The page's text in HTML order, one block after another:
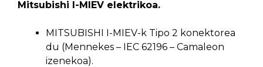
Mitsubishi I-MIEV elektrikoa.
MITSUBISHI I-MIEV-k Tipo 2 konektorea
du (Mennekes – IEC 62196 – Camaleon
izenekoa).